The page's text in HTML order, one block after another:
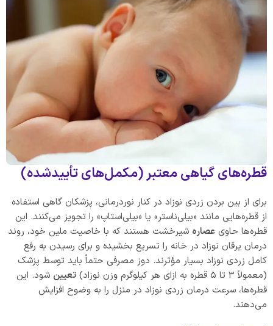
قطره‌های گیاهی معتبر (مکمل‌های تأییدشده)
برای از بین بردن زردی نوزاد در کنار نوردرمانی، پزشکان گاهی استفاده
از قطره‌هایی مانند «بیلی‌ناستر» یا «بیلی‌استاپ» را تجویز می‌کنند. این
قطره‌ها حاوی عصاره شیرخشت هستند که با خاصیت ملین خود، روند
درمان یرقان نوزاد در خانه را تسریع بخشیده و برای رسیدن به رفع
کامل زردی نوزاد بسیار مؤثرند. دوز مصرفی حتماً باید توسط پزشک
(معمولاً ۳ تا ۵ قطره به ازای هر کیلوگرم وزن نوزاد)
تعیین شود. این
قطره‌ها، سرعت درمان زردی نوزاد در منزل را به وضوح افزایش
می‌دهند.